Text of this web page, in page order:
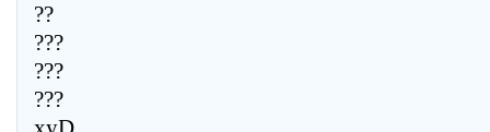
??
???
???
???